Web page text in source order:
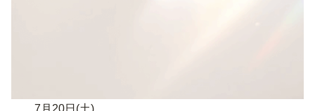
7月20日(土)